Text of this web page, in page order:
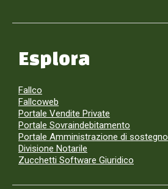
Esplora
Fallco
Fallcoweb
Portale Vendite Private
Portale Sovraindebitamento
Portale Amministrazione di sostegno
Divisione Notarile
Zucchetti Software Giuridico